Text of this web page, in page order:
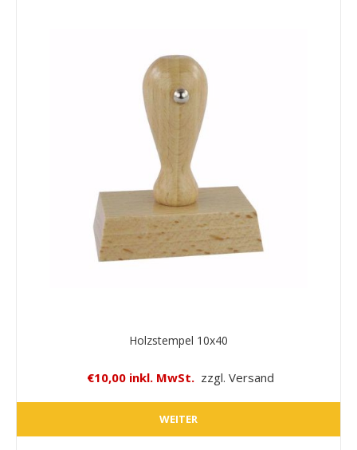
Holzstempel 10x40
€10,00 inkl. MwSt. zzgl. Versand
WEITER